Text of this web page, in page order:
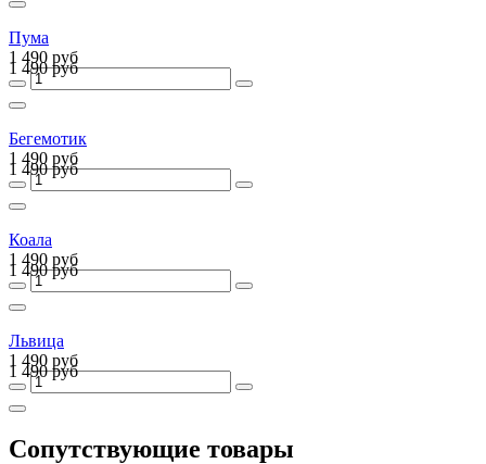
Пума
1 490 руб
1 490 руб
Бегемотик
1 490 руб
1 490 руб
Коала
1 490 руб
1 490 руб
Львица
1 490 руб
1 490 руб
Сопутствующие товары